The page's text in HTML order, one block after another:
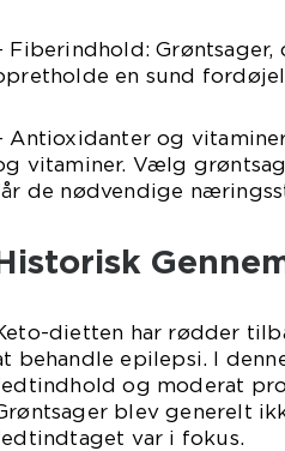
Fiberindhold:
en sund
Antioxidanter og
vitaminer. Vælg
de nødvendige
dietten har rødder
behandle epilepsi. I
og moderat
blev generelt
var i fokus.